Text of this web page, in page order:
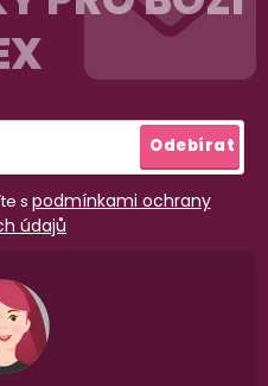
s podmínkami ochrany
údajů
Odebírat